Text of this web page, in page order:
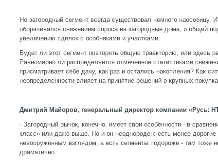
Но загородный сегмент всегда существовал немного наособицу.
оборачивался снижением спроса на загородные дома, и общий
увеличению сделок с особняками и участками.
Будет ли этот сегмент повторять общую траекторию, или здесь
Равномерно ли распределяется отмеченное статистиками
присматривает себе дачу, как раз и остались накопления? Как
неопределенности влияет на принятие решений о крупных
Дмитрий Майоров, генеральный директор компании «Русь:
- Загородный рынок, конечно, имеет свои особенности - в
класс» или даже выше. Но и он неоднороден: есть менее
невооруженным взглядом, а есть сегменты подороже - там тоже
драматично.